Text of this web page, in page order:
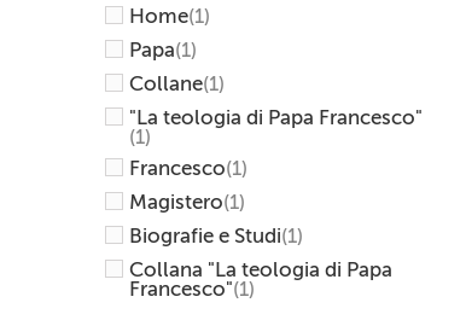
Home(1)
Papa(1)
Collane(1)
"La teologia di Papa Francesco"
(1)
Francesco(1)
Magistero(1)
Biografie e Studi(1)
Collana "La teologia di Papa
Francesco"(1)